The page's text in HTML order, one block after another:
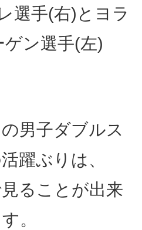
選手(右)とヨラ
ゲン選手(左)
男子ダブルス
躍ぶりは、
ることが出来
。